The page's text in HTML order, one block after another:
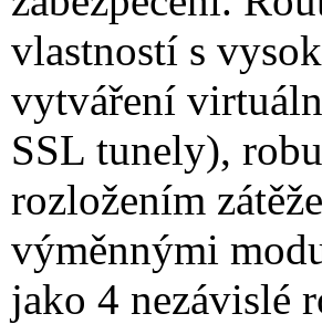
vlastností s
vytváření
SSL tunely),
rozložením
výměnnými
jako 4 nezávislé